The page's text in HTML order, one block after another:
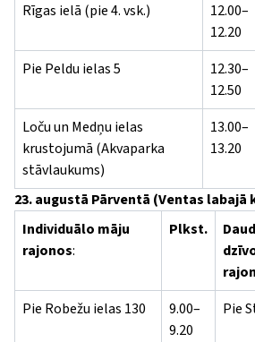
Rīgas ielā (pie 4. vsk.)
12.00–
12.20
Pie Peldu ielas 5
12.30–
12.50
Loču un Medņu ielas
krustojumā (Akvaparka
stāvlaukums)
13.00–
13.20
23. augustā Pārventā (Ventas labajā
Individuālo māju
rajonos:
Plkst.
Pie Robežu ielas 130
9.00–
9.20
Pie